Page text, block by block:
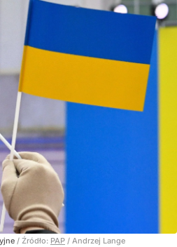
/ Źródło: PAP / Andrzej Lange